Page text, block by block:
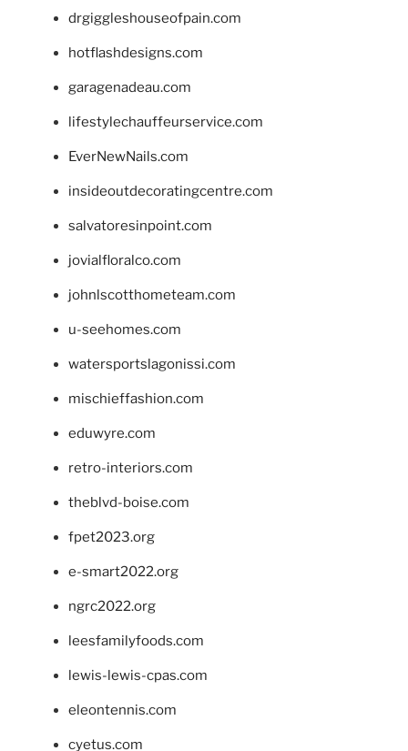
drgiggleshouseofpain.com
hotflashdesigns.com
garagenadeau.com
lifestylechauffeurservice.com
EverNewNails.com
insideoutdecoratingcentre.com
salvatoresinpoint.com
jovialfloralco.com
johnlscotthometeam.com
u-seehomes.com
watersportslagonissi.com
mischieffashion.com
eduwyre.com
retro-interiors.com
theblvd-boise.com
fpet2023.org
e-smart2022.org
ngrc2022.org
leesfamilyfoods.com
lewis-lewis-cpas.com
eleontennis.com
cyetus.com